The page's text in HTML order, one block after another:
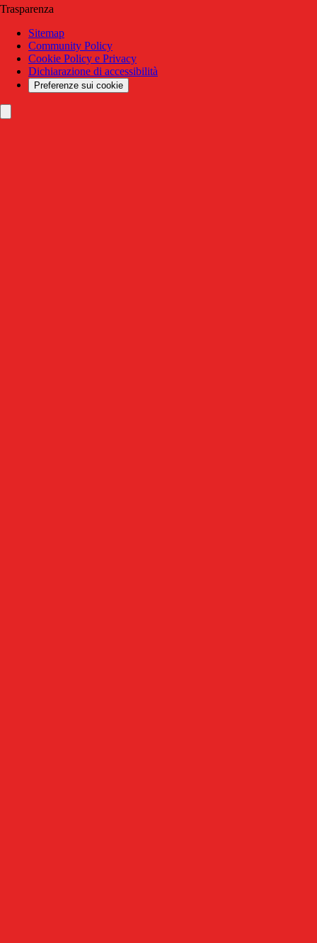
Trasparenza
Sitemap
Community Policy
Cookie Policy e Privacy
Dichiarazione di accessibilità
Preferenze sui cookie